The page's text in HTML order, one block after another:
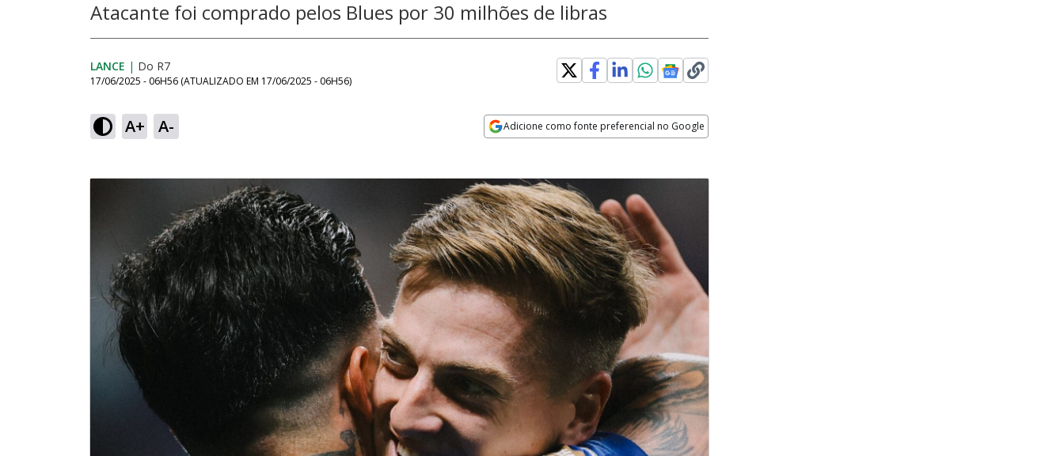
Atacante foi comprado pelos Blues por 30 milhões de libras
LANCE | Do R7
17/06/2025 - 06H56 (ATUALIZADO EM 17/06/2025 - 06H56)
A+ A- Adicione como fonte preferencial no Google